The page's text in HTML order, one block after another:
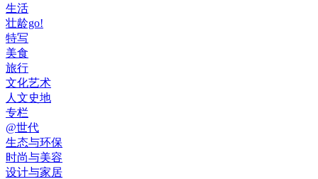
生活
壮龄go!
特写
美食
旅行
文化艺术
人文史地
专栏
@世代
生态与环保
时尚与美容
设计与家居